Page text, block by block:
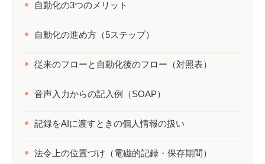
自動化の3つのメリット
自動化の進め方（5ステップ）
従来のフローと自動化後のフロー（対照表）
音声入力からの記入例（SOAP）
記録をAIに渡すときの個人情報の扱い
法令上の位置づけ（電磁的記録・保存期間）